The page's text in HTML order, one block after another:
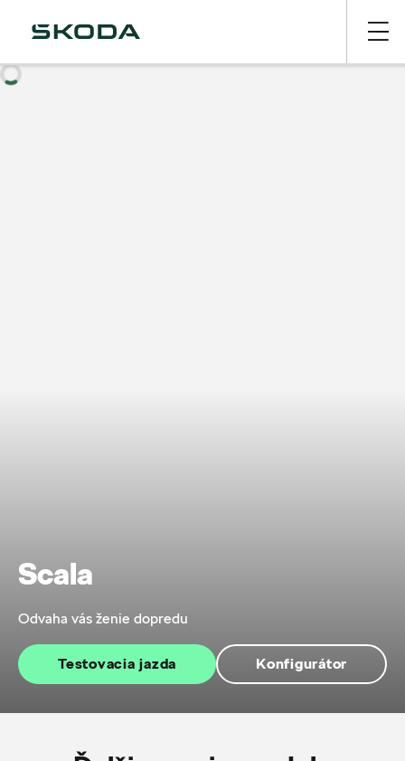
Scala
Odvaha vás ženie dopredu
Testovacia jazda Konfigurátor